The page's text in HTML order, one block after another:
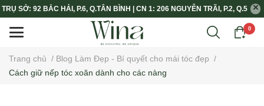
TRỤ SỞ: 92 BẮC HẢI, P.6, Q.TÂN BÌNH | CN 1: 206 NGUYỄN TRÃI, P.2, Q.5
0
Trang chủ / Blog Làm Đẹp - Bí quyết cho mái tóc đẹp /
Cách giữ nếp tóc xoăn dành cho các nàng